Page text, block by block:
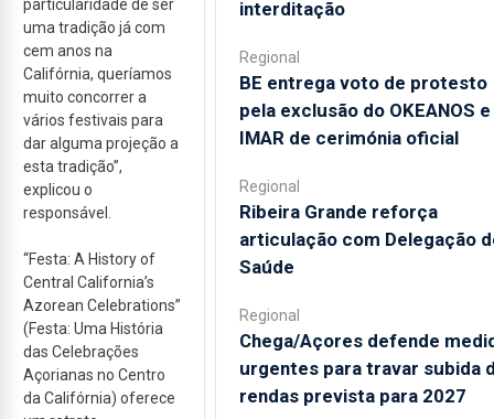
particularidade de ser
uma tradição já com
cem anos na
Califórnia, queríamos
muito concorrer a
vários festivais para
dar alguma projeção a
esta tradição”,
explicou o
responsável.
“Festa: A History of
Central California’s
Azorean Celebrations”
(Festa: Uma História
das Celebrações
Açorianas no Centro
da Califórnia) oferece
interditação
Regional
BE entrega voto de protesto
pela exclusão do OKEANOS e
IMAR de cerimónia oficial
Regional
Ribeira Grande reforça
articulação com Delegação
Saúde
Regional
Chega/Açores defende
urgentes para travar subida
rendas prevista para 2027